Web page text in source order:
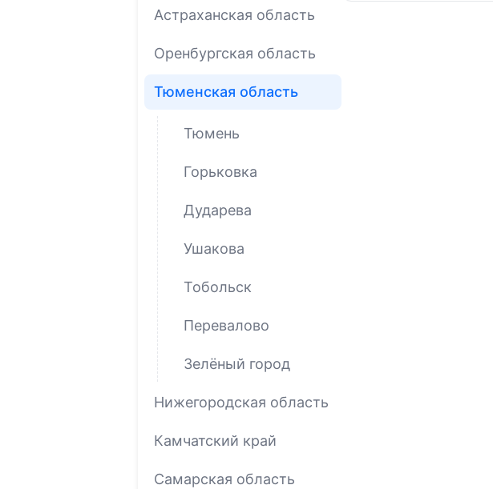
Астраханская область
Оренбургская область
Тюменская область
Тюмень
Горьковка
Дударева
Ушакова
Тобольск
Перевалово
Зелёный город
Нижегородская область
Камчатский край
Самарская область